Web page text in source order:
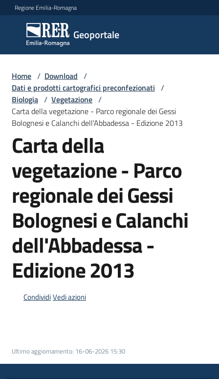
Vai al contenuto
Vai alla navigazione
Vai al footer
Regione Emilia-Romagna
Geoportale
Geoportale
Catalogo
dati,
servizi
e
metadati
dati
line
Scarica
i
dati
Menu selezionato
Archivio
Home / Download /
Dati e prodotti cartografici preconfezionati /
Biologia / Vegetazione /
Carta della vegetazione - Parco regionale dei Gessi
Bolognesi e Calanchi dell'Abbadessa - Edizione 2013
Carta della
vegetazione - Parco
regionale dei Gessi
Bolognesi e Calanchi
dell'Abbadessa -
Edizione 2013
CondividiVedi azioni
Ultimo aggiornamento: 16-06-2026 15:30